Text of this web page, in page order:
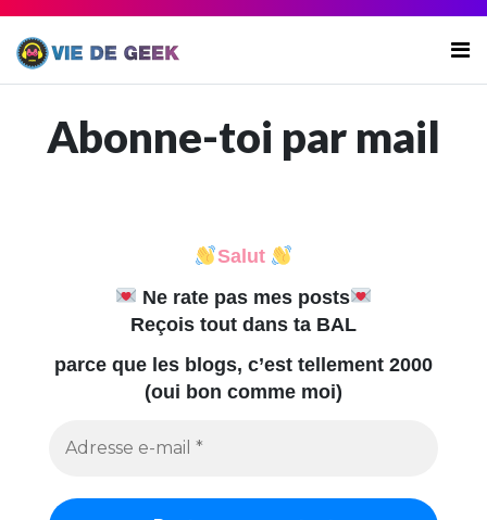
Abonne-toi par mail
Salut
Ne rate pas mes posts
Reçois tout dans ta BAL
parce que les blogs, c’est tellement 2000
(oui bon comme moi)